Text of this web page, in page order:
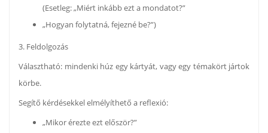
(Esetleg: „Miért inkább ezt a mondatot?”
„Hogyan folytatná, fejezné be?”)
3. Feldolgozás
Választható: mindenki húz egy kártyát, vagy egy témakört jártok
körbe.
Segítő kérdésekkel elmélyíthető a reflexió:
„Mikor érezte ezt először?”